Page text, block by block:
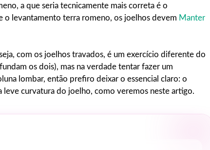
a que seria tecnicamente mais correta é o
o levantamento terra romeno, os joelhos devem Manter
com os joelhos travados, é um exercício diferente do
os dois), mas na verdade tentar fazer um
lombar, então prefiro deixar o essencial claro: o
leve curvatura do joelho, como veremos neste artigo.